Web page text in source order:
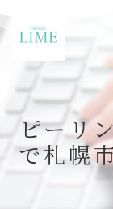
ピーリ
で札幌